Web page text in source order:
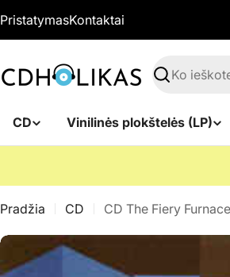
prie
PristatymasKontaktai
Paieška
CD Vinilinės plokštelės (LP)
Pradžia CD CD The Fiery